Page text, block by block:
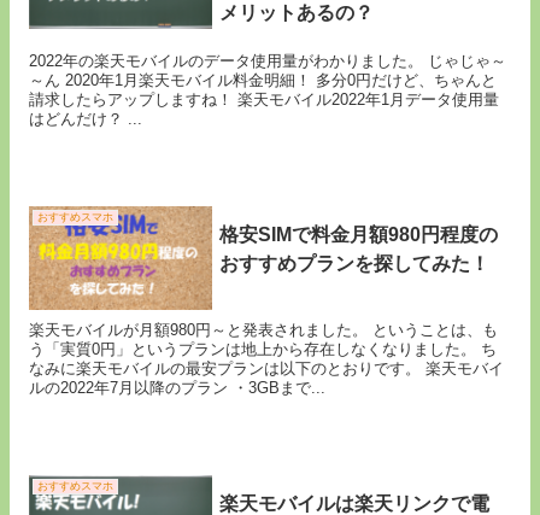
メリットあるの？
2022年の楽天モバイルのデータ使用量がわかりました。 じゃじゃ～
～ん 2020年1月楽天モバイル料金明細！ 多分0円だけど、ちゃんと
請求したらアップしますね！ 楽天モバイル2022年1月データ使用量
はどんだけ？ ...
おすすめスマホ
格安SIMで料金月額980円程度の
おすすめプランを探してみた！
楽天モバイルが月額980円～と発表されました。 ということは、も
う「実質0円」というプランは地上から存在しなくなりました。 ち
なみに楽天モバイルの最安プランは以下のとおりです。 楽天モバイ
ルの2022年7月以降のプラン ・3GBまで...
おすすめスマホ
楽天モバイルは楽天リンクで電